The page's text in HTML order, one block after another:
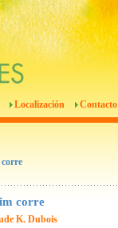
Localización Contacto
corre
K. Dubois